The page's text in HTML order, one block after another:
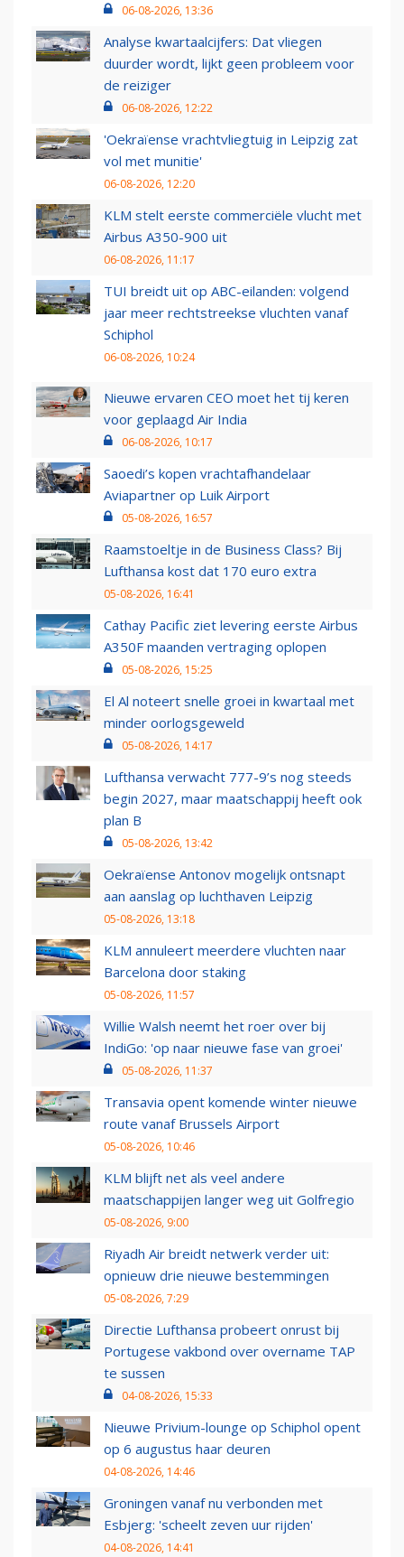
06-08-2026, 13:36
Analyse kwartaalcijfers: Dat vliegen
duurder wordt, lijkt geen probleem voor
de reiziger
06-08-2026, 12:22
'Oekraïense vrachtvliegtuig in Leipzig zat
vol met munitie'
06-08-2026, 12:20
KLM stelt eerste commerciële vlucht met
Airbus A350-900 uit
06-08-2026, 11:17
TUI breidt uit op ABC-eilanden: volgend
jaar meer rechtstreekse vluchten vanaf
Schiphol
06-08-2026, 10:24
Nieuwe ervaren CEO moet het tij keren
voor geplaagd Air India
06-08-2026, 10:17
Saoedi’s kopen vrachtafhandelaar
Aviapartner op Luik Airport
05-08-2026, 16:57
Raamstoeltje in de Business Class? Bij
Lufthansa kost dat 170 euro extra
05-08-2026, 16:41
Cathay Pacific ziet levering eerste Airbus
A350F maanden vertraging oplopen
05-08-2026, 15:25
El Al noteert snelle groei in kwartaal met
minder oorlogsgeweld
05-08-2026, 14:17
Lufthansa verwacht 777-9’s nog steeds
begin 2027, maar maatschappij heeft ook
plan B
05-08-2026, 13:42
Oekraïense Antonov mogelijk ontsnapt
aan aanslag op luchthaven Leipzig
05-08-2026, 13:18
KLM annuleert meerdere vluchten naar
Barcelona door staking
05-08-2026, 11:57
Willie Walsh neemt het roer over bij
IndiGo: 'op naar nieuwe fase van groei'
05-08-2026, 11:37
Transavia opent komende winter nieuwe
route vanaf Brussels Airport
05-08-2026, 10:46
KLM blijft net als veel andere
maatschappijen langer weg uit Golfregio
05-08-2026, 9:00
Riyadh Air breidt netwerk verder uit:
opnieuw drie nieuwe bestemmingen
05-08-2026, 7:29
Directie Lufthansa probeert onrust bij
Portugese vakbond over overname TAP
te sussen
04-08-2026, 15:33
Nieuwe Privium-lounge op Schiphol opent
op 6 augustus haar deuren
04-08-2026, 14:46
Groningen vanaf nu verbonden met
Esbjerg: 'scheelt zeven uur rijden'
04-08-2026, 14:41